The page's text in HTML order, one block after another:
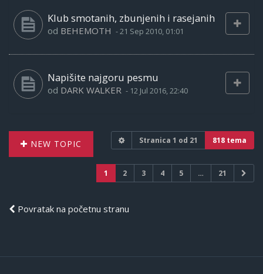
Klub smotanih, zbunjenih i rasejanih
od BEHEMOTH -21 Sep 2010, 01:01
Napišite najgoru pesmu
od DARK WALKER - 12 Jul 2016, 22:40
NEW TOPIC Stranica 1 od 21 818 tema
1 2 3 4 5 … 21
Povratak na početnu stranu